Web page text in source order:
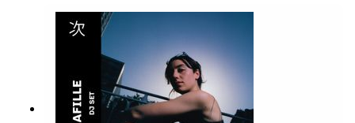
disponible partout !